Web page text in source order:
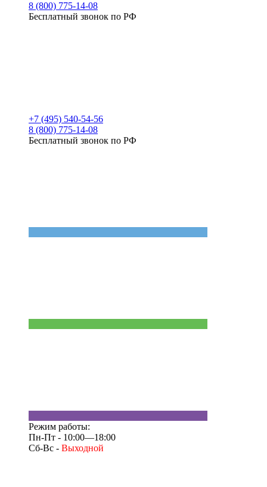
8 (800) 775-14-08
Бесплатный звонок по РФ
+7 (495) 540-54-56
8 (800) 775-14-08
Бесплатный звонок по РФ
Режим работы:
Пн-Пт - 10:00—18:00
Сб-Вс - Выходной